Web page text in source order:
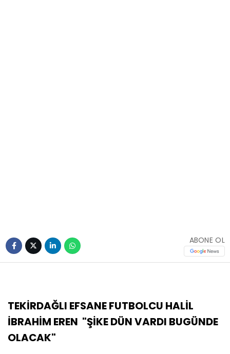
ABONE OL
TEKİRDAĞLI EFSANE FUTBOLCU HALİL
İBRAHİM EREN "ŞİKE DÜN VARDI BUGÜNDE
OLACAK"